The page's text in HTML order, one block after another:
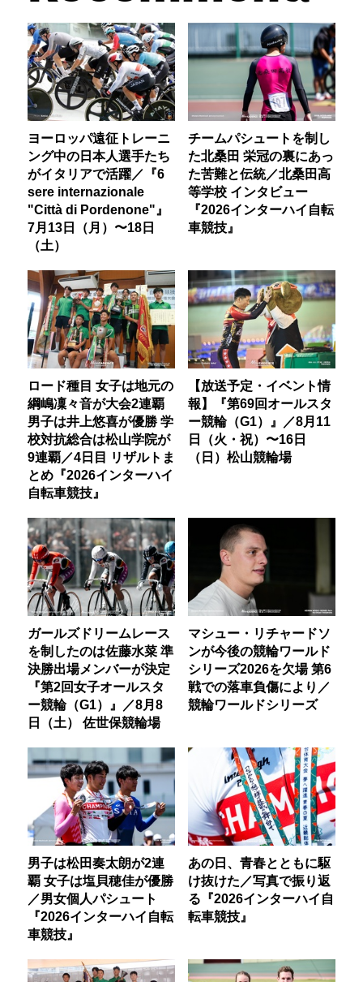
ヨーロッパ遠征トレーニ
ング中の日本人選手たち
がイタリアで活躍／『6
sere internazionale
"Città di Pordenone"』
7月13日（月）〜18日
（土）
チームパシュートを制し
た北桑田 栄冠の裏にあっ
た苦難と伝統／北桑田高
等学校 インタビュー
『2026インターハイ自転
車競技』
ロード種目 女子は地元の
綱嶋凜々音が大会2連覇
男子は井上悠喜が優勝 学
校対抗総合は松山学院が
9連覇／4日目 リザルトま
とめ『2026インターハイ
自転車競技』
【放送予定・イベント情
報】『第69回オールスタ
ー競輪（G1）』／8月11
日（火・祝）〜16日
（日）松山競輪場
ガールズドリームレース
を制したのは佐藤水菜 準
決勝出場メンバーが決定
『第2回女子オールスタ
ー競輪（G1）』／8月8
日（土） 佐世保競輪場
マシュー・リチャードソ
ンが今後の競輪ワールド
シリーズ2026を欠場 第6
戦での落車負傷により／
競輪ワールドシリーズ
男子は松田奏太朗が2連
覇 女子は塩貝穂佳が優勝
／男女個人パシュート
『2026インターハイ自転
車競技』
あの日、青春とともに駆
け抜けた／写真で振り返
る『2026インターハイ自
転車競技』